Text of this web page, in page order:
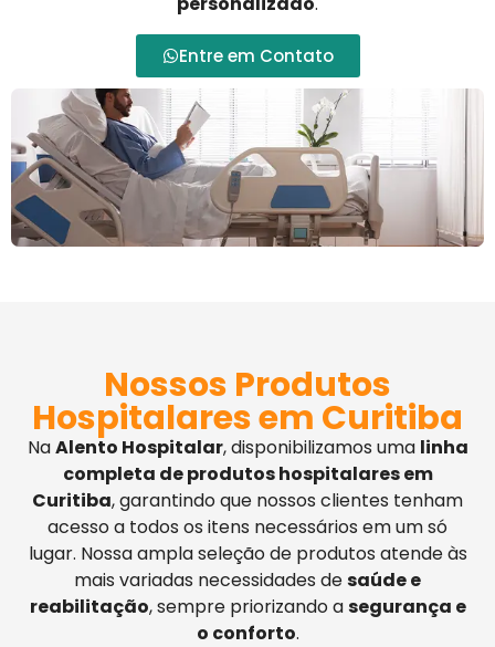
Entre em Contato
Nossos Produtos
Hospitalares em Curitiba
NaAlento Hospitalar, disponibilizamos uma linha
completa de produtos hospitalares em
Curitiba, garantindo que nossos clientes tenham
acesso a todos os itens necessários em um só
lugar. Nossa ampla seleção de produtos atende às
mais variadas necessidades desaúde e
reabilitação, sempre priorizando asegurança e
o conforto.